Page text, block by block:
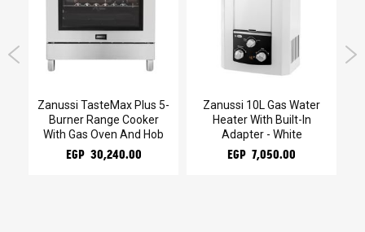
Zanussi TasteMax Plus 5-
Burner Range Cooker
With Gas Oven And Hob
EGP 30,240.00
Zanussi 10L Gas Water
Heater With Built-In
Adapter - White
EGP 7,050.00